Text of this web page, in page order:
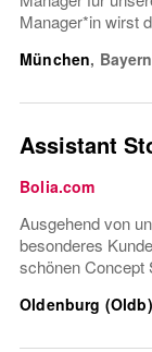
Manager*in wirst
München, Bayern
Assistant
Bolia.com
Ausgehend von
besonderes
schönen Concept
Oldenburg (Oldb)